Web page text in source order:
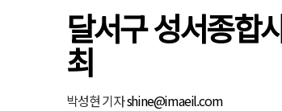
달서구 성서종합
최
박성현 기자shine@imaeil.com